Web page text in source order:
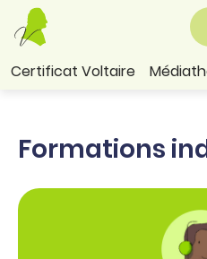
Certificat Voltaire
Formations